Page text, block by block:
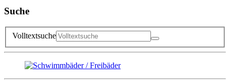
Suche
Volltextsuche